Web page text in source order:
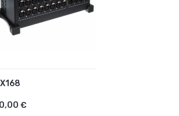
€
AJOUTER AU PANIER